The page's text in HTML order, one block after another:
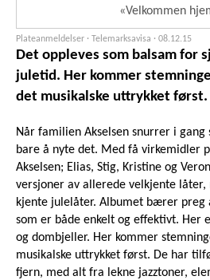
«Velkommen
Plateanmeldelser · Telemarksavisa · 08.12.15
Det oppleves som balsam for
juletid. Her kommer
det musikalske uttrykket først.
Når familien Akselsen snurrer i gang
bare å nyte det. Med få virkemidler
Akselsen; Elias, Stig, Kristine og
versjoner av allerede velkjente låter,
kjente julelåter. Albumet bærer preg
som er både enkelt og effektivt.
og dombjeller. Her kommer
musikalske uttrykket først. De har
fjern, med alt fra lekne jazztoner,